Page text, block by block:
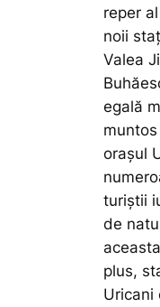
reper
noii
Valea
egală
orașul
turiștii
de
plus,
Uricani